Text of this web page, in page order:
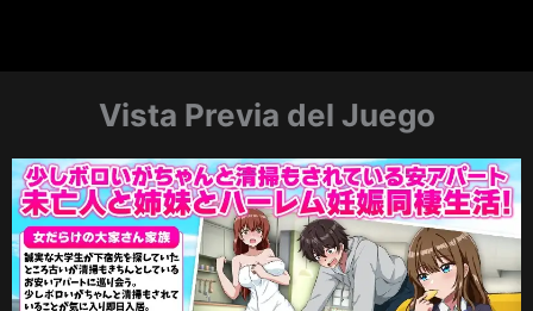
Vista Previa del Juego